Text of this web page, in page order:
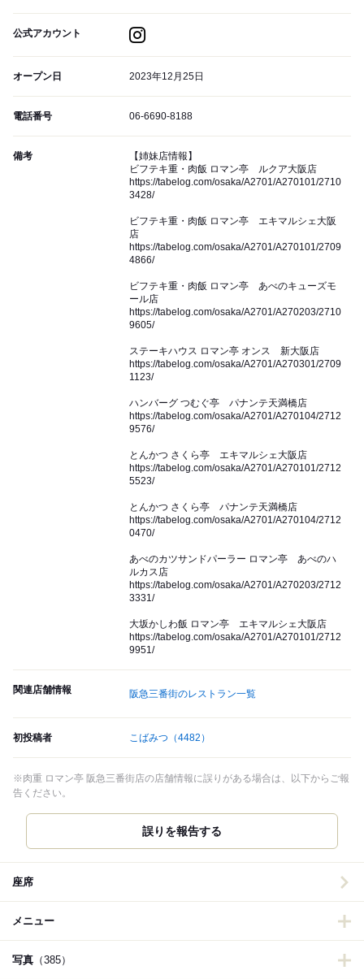
公式アカウント
オープン日 2023年12月25日
電話番号 06-6690-8188
備考
【姉妹店情報】
ビフテキ重・肉飯 ロマン亭 ルクア大阪店
https://tabelog.com/osaka/A2701/A270101/2710
3428/
ビフテキ重・肉飯 ロマン亭 エキマルシェ大阪
店
https://tabelog.com/osaka/A2701/A270101/2709
4866/
ビフテキ重・肉飯 ロマン亭 あべのキューズモ
ール店
https://tabelog.com/osaka/A2701/A270203/2710
9605/
ステーキハウス ロマン亭 オンス 新大阪店
https://tabelog.com/osaka/A2701/A270301/2709
1123/
ハンバーグ つむぐ亭 パナンテ天満橋店
https://tabelog.com/osaka/A2701/A270104/2712
9576/
とんかつ さくら亭 エキマルシェ大阪店
https://tabelog.com/osaka/A2701/A270101/2712
5523/
とんかつ さくら亭 パナンテ天満橋店
https://tabelog.com/osaka/A2701/A270104/2712
0470/
あべのカツサンドパーラー ロマン亭 あべのハ
ルカス店
https://tabelog.com/osaka/A2701/A270203/2712
3331/
大坂かしわ飯 ロマン亭 エキマルシェ大阪店
https://tabelog.com/osaka/A2701/A270101/2712
9951/
関連店舗情報 阪急三番街のレストラン一覧
初投稿者 こばみつ （4482）
※肉重 ロマン亭 阪急三番街店の店舗情報に誤りがある場合は、以下からご報
告ください。
誤りを報告する
座席
メニュー
写真 （385）